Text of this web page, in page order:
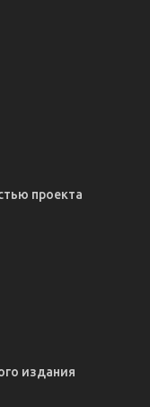
проекта
издания